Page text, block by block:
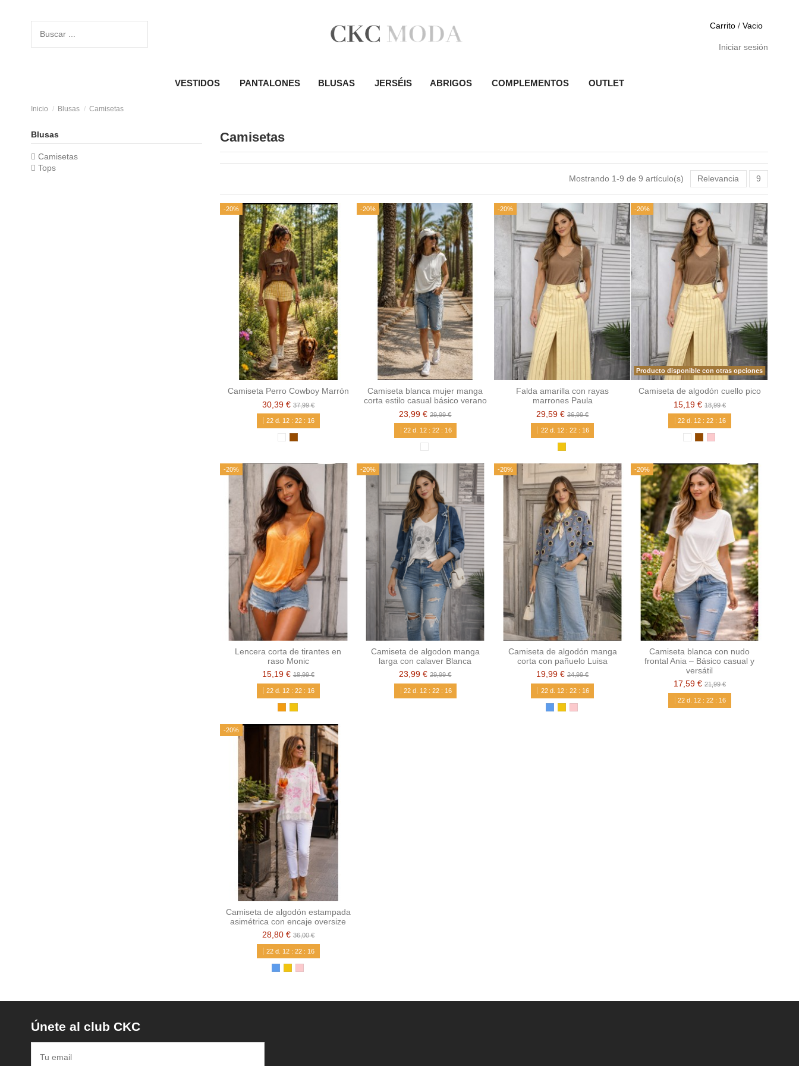
Carrito / Vacio
Iniciar sesión
VESTIDOS PANTALONES BLUSAS JERSÉIS ABRIGOS COMPLEMENTOS OUTLET
Inicio Blusas Camisetas
Camisetas
Mostrando 1-9 de 9 artículo(s) Relevancia 9
-20%
Camiseta Perro Cowboy Marrón
30,39 € 37,99 €
22 d. 12 :22 : 15
-20%
Camiseta blanca mujer manga
corta estilo casual básico verano
23,99 €29,99 €
22d. 12: 22: 15
-20%
Falda amarilla con rayas
marrones Paula
29,59 €36,99 €
22d. 12: 22: 15
-20%
Producto disponible con otras opciones
Camiseta de algodón cuello pico
15,19 €18,99 €
22 d. 12 :22 : 15
-20%
Lencera corta de tirantes en
raso Monic
15,19 € 18,99 €
22 d. 12 :22 : 15
-20%
Camiseta de algodon manga
larga con calaver Blanca
23,99 €29,99 €
22d. 12: 22: 15
-20%
Camiseta de algodón manga
corta con pañuelo Luisa
19,99 €24,99 €
22d. 12: 22: 15
-20%
Camiseta blanca con nudo
frontal Ania – Básico casual y
versátil
17,59 €21,99 €
22 d. 12 :22 : 15
-20%
Camiseta de algodón estampada
asimétrica con encaje oversize
28,80 € 36,00 €
22 d. 12 :22 : 15
Blusas
Camisetas
Tops
Únete al club CKC